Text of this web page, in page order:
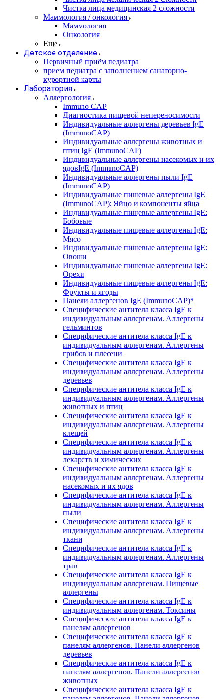
Чистка лица медицинская 2 сложности
Маммология / онкология
Маммология
Онкология
Еще
Детское отделение
Первичный приём педиатра
прием педиатра с заполнением санаторно-
курортной карты
Лаборатория
Аллергология
Immuno CAP
Диагностика пищевой непереносимости
Индивидуальные аллергены деревьев IgE
(ImmunoCAP)
Индивидуальные аллергены животных и
птиц IgE (ImmunoCAP)
Индивидуальные аллергены насекомых и их
ядовIgE (ImmunoCAP)
Индивидуальные аллергены пыли IgE
(ImmunoCAP)
Индивидуальные пищевые аллергены IgE
(ImmunoCAP): Яйцо и компоненты яйца
Индивидуальные пищевые аллергены IgE:
Бобовые
Индивидуальные пищевые аллергены IgE:
Мясо
Индивидуальные пищевые аллергены IgE:
Овощи
Индивидуальные пищевые аллергены IgE:
Орехи
Индивидуальные пищевые аллергены IgE:
Фрукты и ягоды
Панели аллергенов IgE (ImmunoCAP)*
Специфические антитела класса IgE к
индивидуальным аллергенам. Аллергены
гельминтов
Специфические антитела класса IgE к
индивидуальным аллергенам. Аллергены
грибов и плесени
Специфические антитела класса IgE к
индивидуальным аллергенам. Аллергены
деревьев
Специфические антитела класса IgE к
индивидуальным аллергенам. Аллергены
животных и птиц
Специфические антитела класса IgE к
индивидуальным аллергенам. Аллергены
клещей
Специфические антитела класса IgE к
индивидуальным аллергенам. Аллергены
лекарств и химических
Специфические антитела класса IgE к
индивидуальным аллергенам. Аллергены
насекомых и их ядов
Специфические антитела класса IgE к
индивидуальным аллергенам. Аллергены
пыли
Специфические антитела класса IgE к
индивидуальным аллергенам. Аллергены
ткани
Специфические антитела класса IgE к
индивидуальным аллергенам. Аллергены
трав
Специфические антитела класса IgE к
индивидуальным аллергенам. Пищевые
аллергены
Специфические антитела класса IgE к
индивидуальным аллергенам. Токсины
Специфические антитела класса IgE к
панелям аллергенов
Специфические антитела класса IgE к
панелям аллергенов. Панели аллергенов
деревьев
Специфические антитела класса IgE к
панелям аллергенов. Панели аллергенов
животных
Специфические антитела класса IgE к